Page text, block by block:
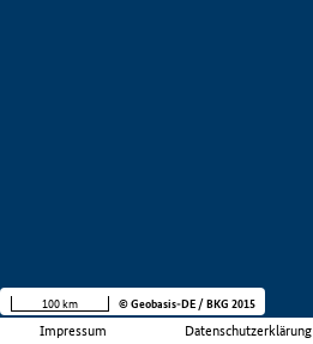
Impressum Datenschutzerklärung
100 km © Geobasis-DE / BKG 2015